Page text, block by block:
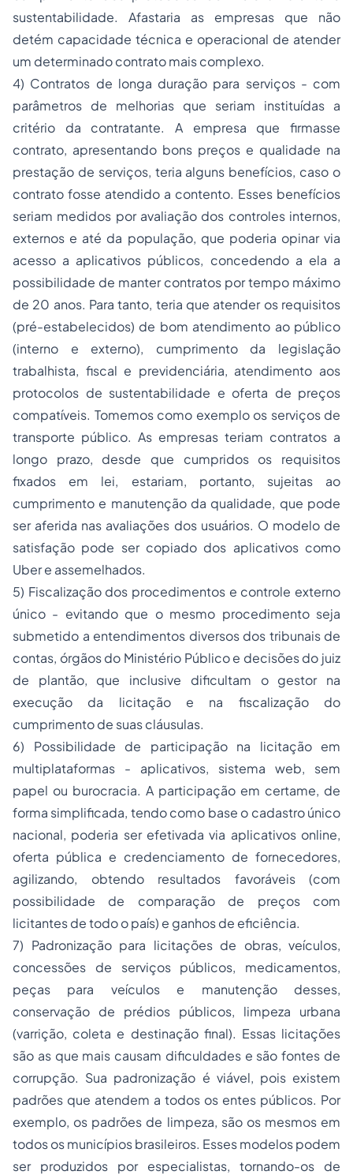
sustentabilidade. Afastaria as empresas que não
detém capacidade técnica e operacional de atender
um determinado contrato mais complexo.
4) Contratos de longa duração para serviços - com
parâmetros de melhorias que seriam instituídas a
critério da contratante. A empresa que firmasse
contrato, apresentando bons preços e qualidade na
prestação de serviços, teria alguns benefícios, caso o
contrato fosse atendido a contento. Esses benefícios
seriam medidos por avaliação dos controles internos,
externos e até da população, que poderia opinar via
acesso a aplicativos públicos, concedendo a ela a
possibilidade de manter contratos por tempo máximo
de 20 anos. Para tanto, teria que atender os requisitos
(pré-estabelecidos) de bom atendimento ao público
(interno e externo), cumprimento da legislação
trabalhista, fiscal e previdenciária, atendimento aos
protocolos de sustentabilidade e oferta de preços
compatíveis. Tomemos como exemplo os serviços de
transporte público. As empresas teriam contratos a
longo prazo, desde que cumpridos os requisitos
fixados em lei, estariam, portanto, sujeitas ao
cumprimento e manutenção da qualidade, que pode
ser aferida nas avaliações dos usuários. O modelo de
satisfação pode ser copiado dos aplicativos como
Uber e assemelhados.
5) Fiscalização dos procedimentos e controle externo
único - evitando que o mesmo procedimento seja
submetido a entendimentos diversos dos tribunais de
contas, órgãos do Ministério Público e decisões do juiz
de plantão, que inclusive dificultam o gestor na
execução da licitação e na fiscalização do
cumprimento de suas cláusulas.
6) Possibilidade de participação na licitação em
multiplataformas - aplicativos, sistema web, sem
papel ou burocracia. A participação em certame, de
forma simplificada, tendo como base o cadastro único
nacional, poderia ser efetivada via aplicativos online,
oferta pública e credenciamento de fornecedores,
agilizando, obtendo resultados favoráveis (com
possibilidade de comparação de preços com
licitantes de todo o país) e ganhos de eficiência.
7) Padronização para licitações de obras, veículos,
concessões de serviços públicos, medicamentos,
peças para veículos e manutenção desses,
conservação de prédios públicos, limpeza urbana
(varrição, coleta e destinação final). Essas licitações
são as que mais causam dificuldades e são fontes de
corrupção. Sua padronização é viável, pois existem
padrões que atendem a todos os entes públicos. Por
exemplo, os padrões de limpeza, são os mesmos em
todos os municípios brasileiros. Esses modelos podem
ser produzidos por especialistas, tornando-os de